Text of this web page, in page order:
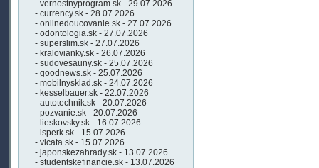
- vernostnyprogram.sk - 29.07.2026
- currency.sk - 28.07.2026
- onlinedoucovanie.sk - 27.07.2026
- odontologia.sk - 27.07.2026
- superslim.sk - 27.07.2026
- kralovianky.sk - 26.07.2026
- sudovesauny.sk - 25.07.2026
- goodnews.sk - 25.07.2026
- mobilnysklad.sk - 24.07.2026
- kesselbauer.sk - 22.07.2026
- autotechnik.sk - 20.07.2026
- pozvanie.sk - 20.07.2026
- lieskovsky.sk - 16.07.2026
- isperk.sk - 15.07.2026
- vlcata.sk - 15.07.2026
- japonskezahrady.sk - 13.07.2026
- studentskefinancie.sk - 13.07.2026